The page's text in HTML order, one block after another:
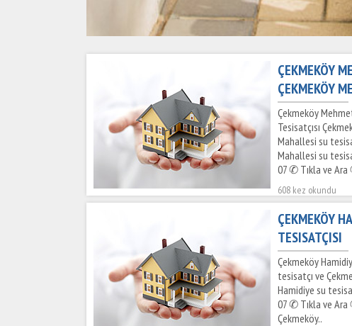
ÇEKMEKÖY
ÇEKMEKÖY
Çekmeköy
Tesisatçısı
Mahallesi su
Mahallesi su
07 ✆ Tıkla ve Ara
608 kez okundu
ÇEKMEKÖY
TESISATÇISI
Çekmeköy
tesisatçı ve
Hamidiye su
07 ✆ Tıkla ve Ara
Çekmeköy..